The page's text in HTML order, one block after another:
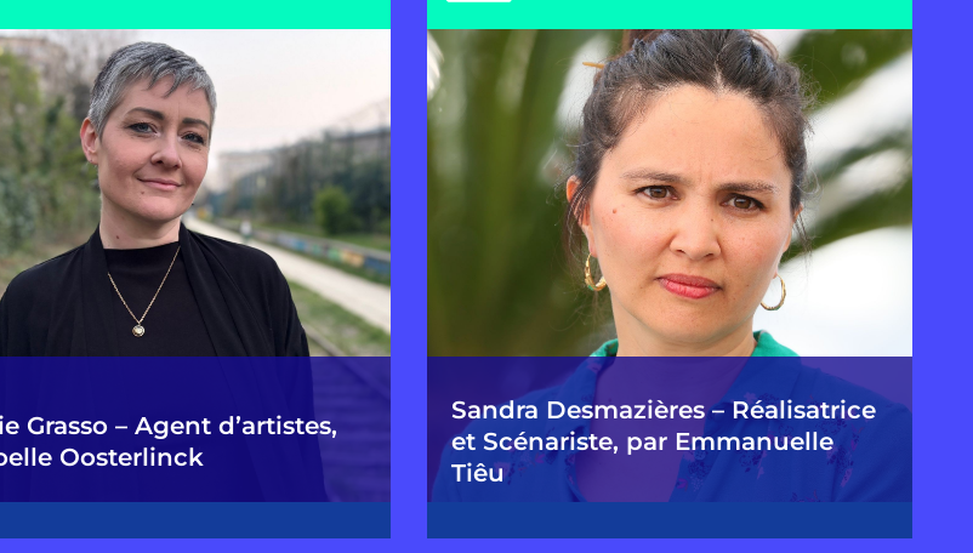
Grasso – Agent d’artistes,
Oosterlinck
Sandra Desmazières – Réalisatrice
et Scénariste, par Emmanuelle
Tiêu